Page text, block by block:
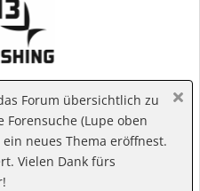
Forum übersichtlich zu
(Lupe oben
neues Thema eröffnest.
Vielen Dank fürs